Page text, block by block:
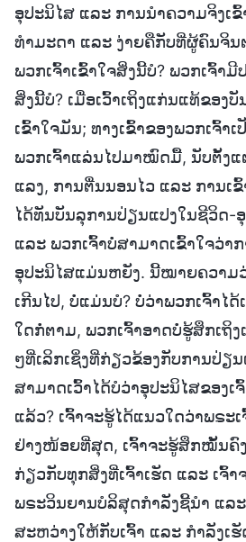
ອຸປະນິໄສ ແລະ ການນໍາຄວາມຈິງເ
ທຳມະດາ ແລະ ງ່າຍຄືກັບທີ່ຜູ້ຄົນຈິ
ພວກເຈົ້າເຂົ້າໃຈສິ່ງນີ້ບໍ? ພວກເຈົ້າ
ສິ່ງນີ້ບໍ? ເມື່ອເວົ້າເຖິງແກ່ນແທ້ຂອງ
ເຂົ້າໃຈມັນ; ທາງເຂົ້າຂອງພວກເຈົ້າ
ພວກເຈົ້າແລ່ນໄປມາໝົດມື້, ນັບຕັ້ງແ
ແລງ, ການຕື່ນນອນໄວ ແລະ ການເ
ໄດ້ທັນບັນລຸການປ່ຽນແປງໃນຊີວິດ-
ແລະ ພວກເຈົ້າບໍ່ສາມາດເຂົ້າໃຈວ່າ
ອຸປະນິໄສແມ່ນຫຍັງ. ນີ້ໝາຍຄວາມວ່
ເກີນໄປ, ບໍ່ແມ່ນບໍ? ບໍ່ວ່າພວກເຈົ້າໄ
ໃດກໍ່ຕາມ, ພວກເຈົ້າອາດບໍ່ຮູ້ສຶກເຖິ
ໆທີ່ເລິກເຊິ່ງທີ່ກ່ຽວຂ້ອງກັບການປ່ຽ
ສາມາດເວົ້າໄດ້ບໍວ່າອຸປະນິໄສຂອງເ
ແລ້ວ? ເຈົ້າຈະຮູ້ໄດ້ແນວໃດວ່າພຣະ
ຢ່າງໜ້ອຍທີ່ສຸດ, ເຈົ້າຈະຮູ້ສຶກໝັ້ນຄົງ
ກ່ຽວກັບທຸກສິ່ງທີ່ເຈົ້າເຮັດ ແລະ ເຈົ້າ
ພຣະວິນຍານບໍລິສຸດກຳລັງຊີ້ນໍາ ແລ
ສະຫວ່າງໃຫ້ກັບເຈົ້າ ແລະ ກຳລັງເ